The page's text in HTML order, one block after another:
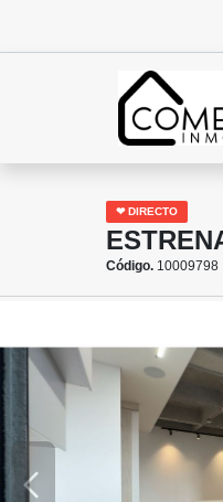
❤ DIRECTO
Código. 10009798